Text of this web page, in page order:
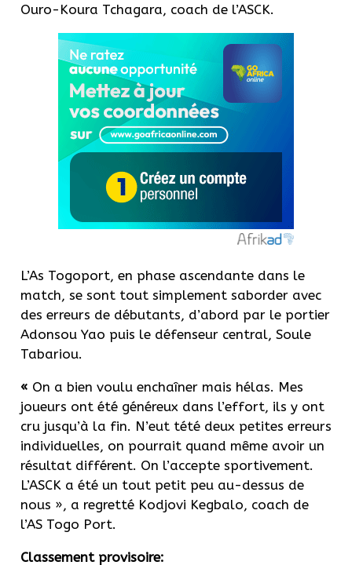
Ouro-Koura Tchagara, coach de l’ASCK.
L’As Togoport, en phase ascendante dans le
match, se sont tout simplement saborder avec
des erreurs de débutants, d’abord par le portier
Adonsou Yao puis le défenseur central, Soule
Tabariou.
« On a bien voulu enchaîner mais hélas. Mes
joueurs ont été généreux dans l’effort, ils y ont
cru jusqu’à la fin. N’eut tété deux petites erreurs
individuelles, on pourrait quand même avoir un
résultat différent. On l’accepte sportivement.
L’ASCK a été un tout petit peu au-dessus de
nous », a regretté Kodjovi Kegbalo, coach de
l’AS Togo Port.
Classement provisoire: